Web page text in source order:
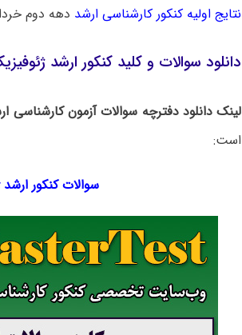
نتایج اولیه کنکور کارشناسی ارشد دهه دوم خرداد ۱۴۰۲ اعلام
دانلود سوالات و کلید کنکور ارشد
لینک دانلود دفترچه سوالات آزمون
است:
سوالات کنکور ارشد